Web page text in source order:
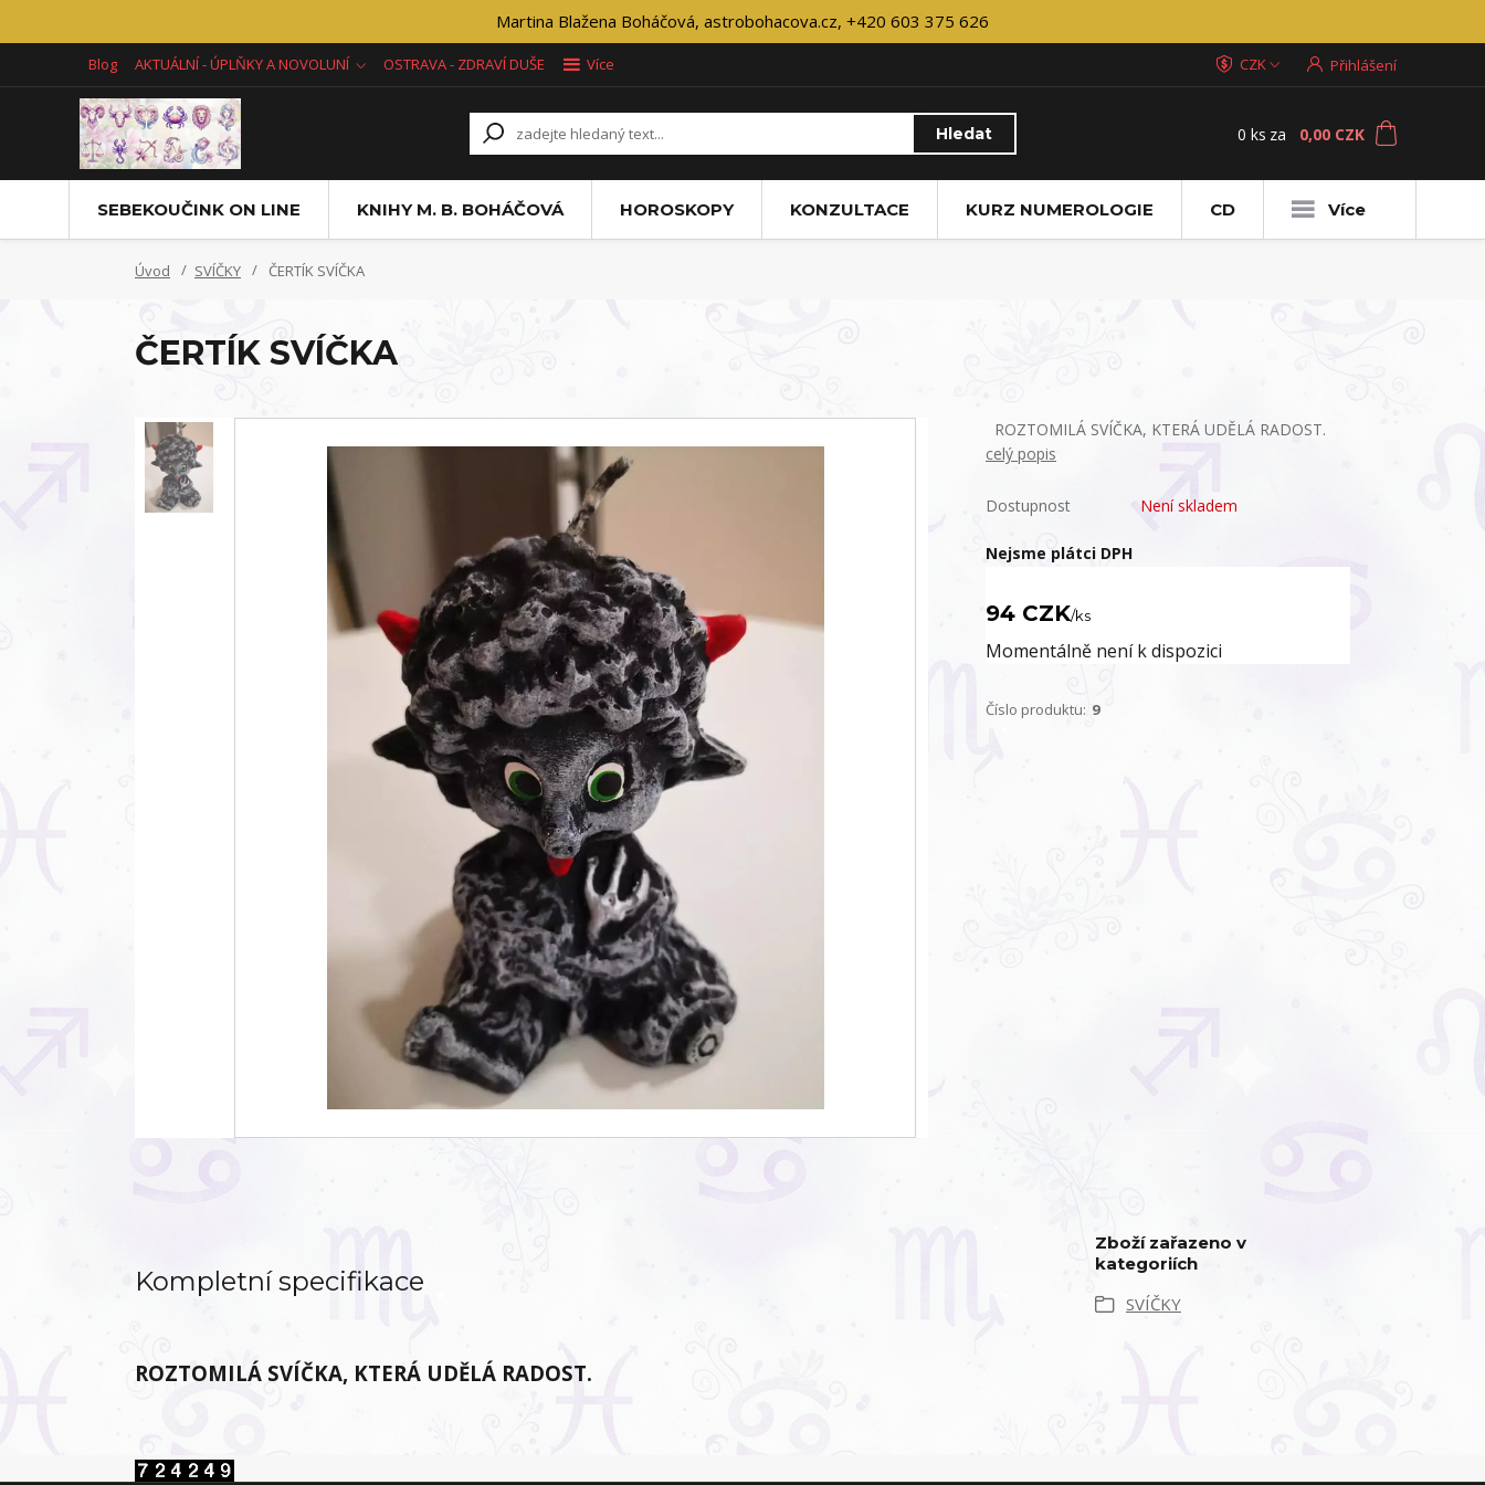
Martina Blažena Boháčová, astrobohacova.cz, +420 603 375 626
Blog AKTUÁLNÍ - ÚPLŇKY A NOVOLUNÍ OSTRAVA - ZDRAVÍ DUŠE Více CZK Přihlášení
Hledat 0 ks za 0,00 CZK
SEBEKOUČINK ON LINE KNIHY M. B. BOHÁČOVÁ HOROSKOPY KONZULTACE KURZ NUMEROLOGIE CD Více
Úvod SVÍČKY ČERTÍK SVÍČKA
ČERTÍK SVÍČKA
ROZTOMILÁ SVÍČKA, KTERÁ UDĚLÁ RADOST.
celý popis
Dostupnost Není skladem
Nejsme plátci DPH
94 CZK/ks
Momentálně není k dispozici
Číslo produktu: 9
Kompletní specifikace
ROZTOMILÁ SVÍČKA, KTERÁ UDĚLÁ RADOST.
Zboží zařazeno v
kategoriích
SVÍČKY